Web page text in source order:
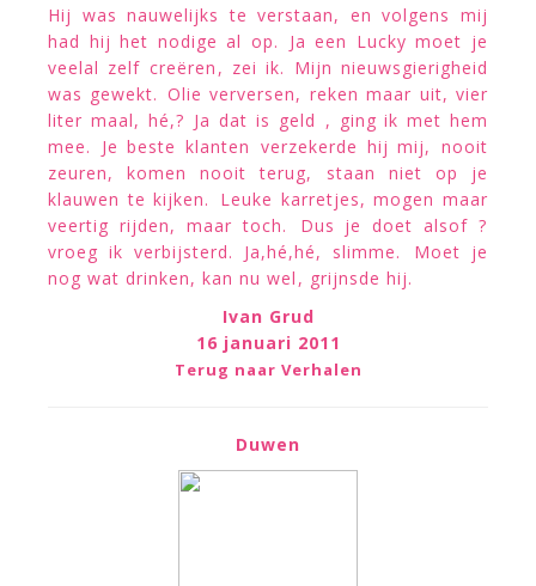
Hij was nauwelijks te verstaan, en volgens mij
had hij het nodige al op. Ja een Lucky moet je
veelal zelf creëren, zei ik. Mijn nieuwsgierigheid
was gewekt. Olie verversen, reken maar uit, vier
liter maal, hé,? Ja dat is geld , ging ik met hem
mee. Je beste klanten verzekerde hij mij, nooit
zeuren, komen nooit terug, staan niet op je
klauwen te kijken. Leuke karretjes, mogen maar
veertig rijden, maar toch. Dus je doet alsof ?
vroeg ik verbijsterd. Ja,hé,hé, slimme. Moet je
nog wat drinken, kan nu wel, grijnsde hij.
Ivan Grud
16 januari 2011
Terug naar Verhalen
Duwen